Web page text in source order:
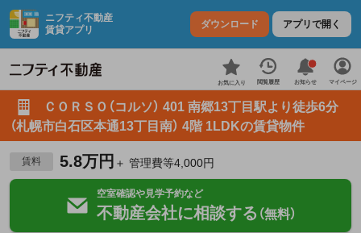
ニフティ不動産
賃貸アプリ
ダウンロード アプリで開く
お気に入り 閲覧履歴 お知らせ マイページ
ＣＯＲＳＯ（コルソ） 401 南郷13丁目駅より徒歩6分
（札幌市白石区本通13丁目南） 4階 1LDKの賃貸物件
賃料 5.8万円 ＋ 管理費等4,000円
空室確認や見学予約など
不動産会社に相談する （無料）